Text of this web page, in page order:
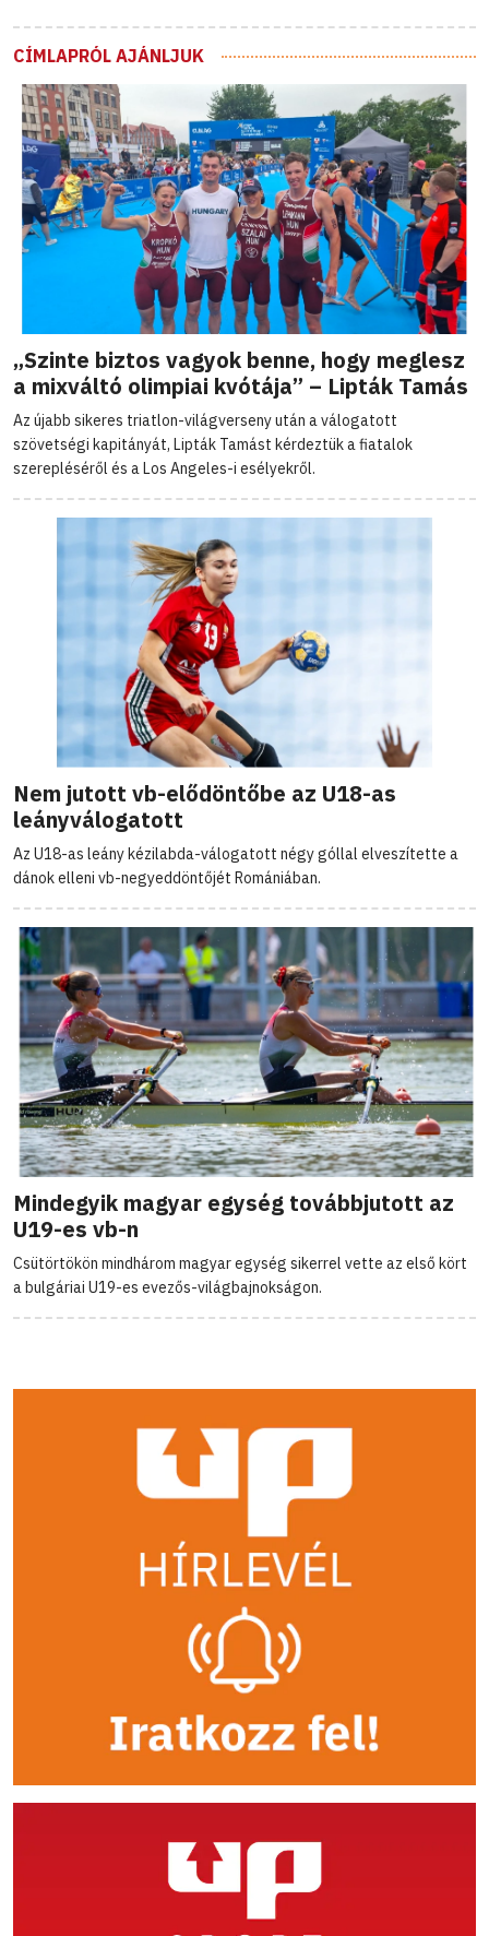
CÍMLAPRÓL AJÁNLJUK
„Szinte biztos vagyok benne, hogy meglesz
a mixváltó olimpiai kvótája” – Lipták Tamás
Az újabb sikeres triatlon-világverseny után a válogatott
szövetségi kapitányát, Lipták Tamást kérdeztük a fiatalok
szerepléséről és a Los Angeles-i esélyekről.
Nem jutott vb-elődöntőbe az U18-as
leányválogatott
Az U18-as leány kézilabda-válogatott négy góllal elveszítette a
dánok elleni vb-negyeddöntőjét Romániában.
Mindegyik magyar egység továbbjutott az
U19-es vb-n
Csütörtökön mindhárom magyar egység sikerrel vette az első kört
a bulgáriai U19-es evezős-világbajnokságon.